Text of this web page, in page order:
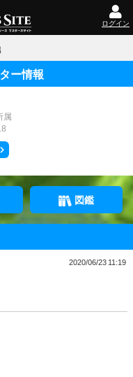
ログイン
ー情報
属
図鑑
2020/06/23 11:19